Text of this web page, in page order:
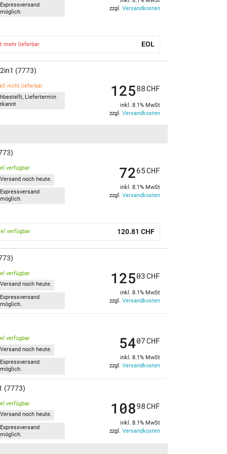
Expressversand
möglich.
zzgl. Versandkosten
mehr lieferbar EOL
(7773)
nicht lieferbar
Liefertermin
12588CHF
inkl. 8.1% MwSt
zzgl. Versandkosten
verfügbar
Versand noch heute.
Expressversand
möglich.
7265CHF
inkl. 8.1% MwSt
zzgl. Versandkosten
verfügbar 120.81 CHF
verfügbar
Versand noch heute.
Expressversand
möglich.
12503CHF
inkl. 8.1% MwSt
zzgl. Versandkosten
verfügbar
Versand noch heute.
Expressversand
möglich.
5407CHF
inkl. 8.1% MwSt
zzgl. Versandkosten
(7773)
verfügbar
Versand noch heute.
Expressversand
möglich.
10898CHF
inkl. 8.1% MwSt
zzgl. Versandkosten